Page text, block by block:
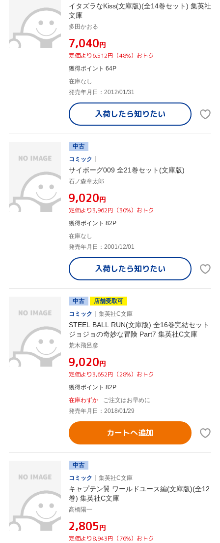
イタズラなKiss(文庫版)(全14巻セット) 集英社
文庫
多田かおる
¥7,040円
定価より6,512円（48%）おトク
獲得ポイント 64P
在庫なし
発売年月日：2012/01/31
入荷したら知りたい
中古
コミック
サイボーグ009 全21巻セット(文庫版)
石ノ森章太郎
¥9,020円
定価より3,962円（30%）おトク
獲得ポイント 82P
在庫なし
発売年月日：2001/12/01
入荷したら知りたい
中古
店舗受取可
コミック
集英社C文庫
STEEL BALL RUN(文庫版) 全16巻完結セット
ジョジョの奇妙な冒険 Part7 集英社C文庫
荒木飛呂彦
¥9,020円
定価より3,652円（28%）おトク
獲得ポイント 82P
在庫わずか
ご注文はお早めに
発売年月日：2018/01/29
カートへ追加
中古
コミック
集英社C文庫
キャプテン翼 ワールドユース編(文庫版)(全12
巻) 集英社C文庫
高橋陽一
¥2,805円
定価より8,943円（76%）おトク